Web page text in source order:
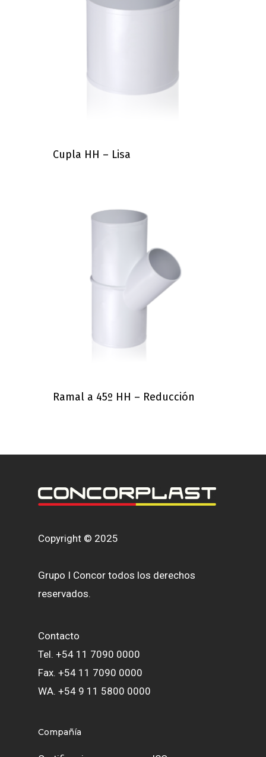
Cupla HH – Lisa
Ramal a 45º HH – Reducción
Copyright © 2025
Grupo I Concor todos los derechos
reservados.
Contacto
Tel. +54 11 7090 0000
Fax. +54 11 7090 0000
WA. +54 9 11 5800 0000
Compañía